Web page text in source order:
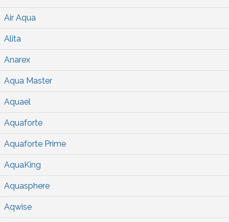
Air Aqua
Alita
Anarex
Aqua Master
Aquael
Aquaforte
Aquaforte Prime
AquaKing
Aquasphere
Aqwise